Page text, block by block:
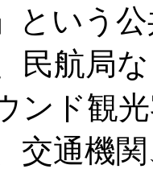
という
民航局
ンド観
交通機